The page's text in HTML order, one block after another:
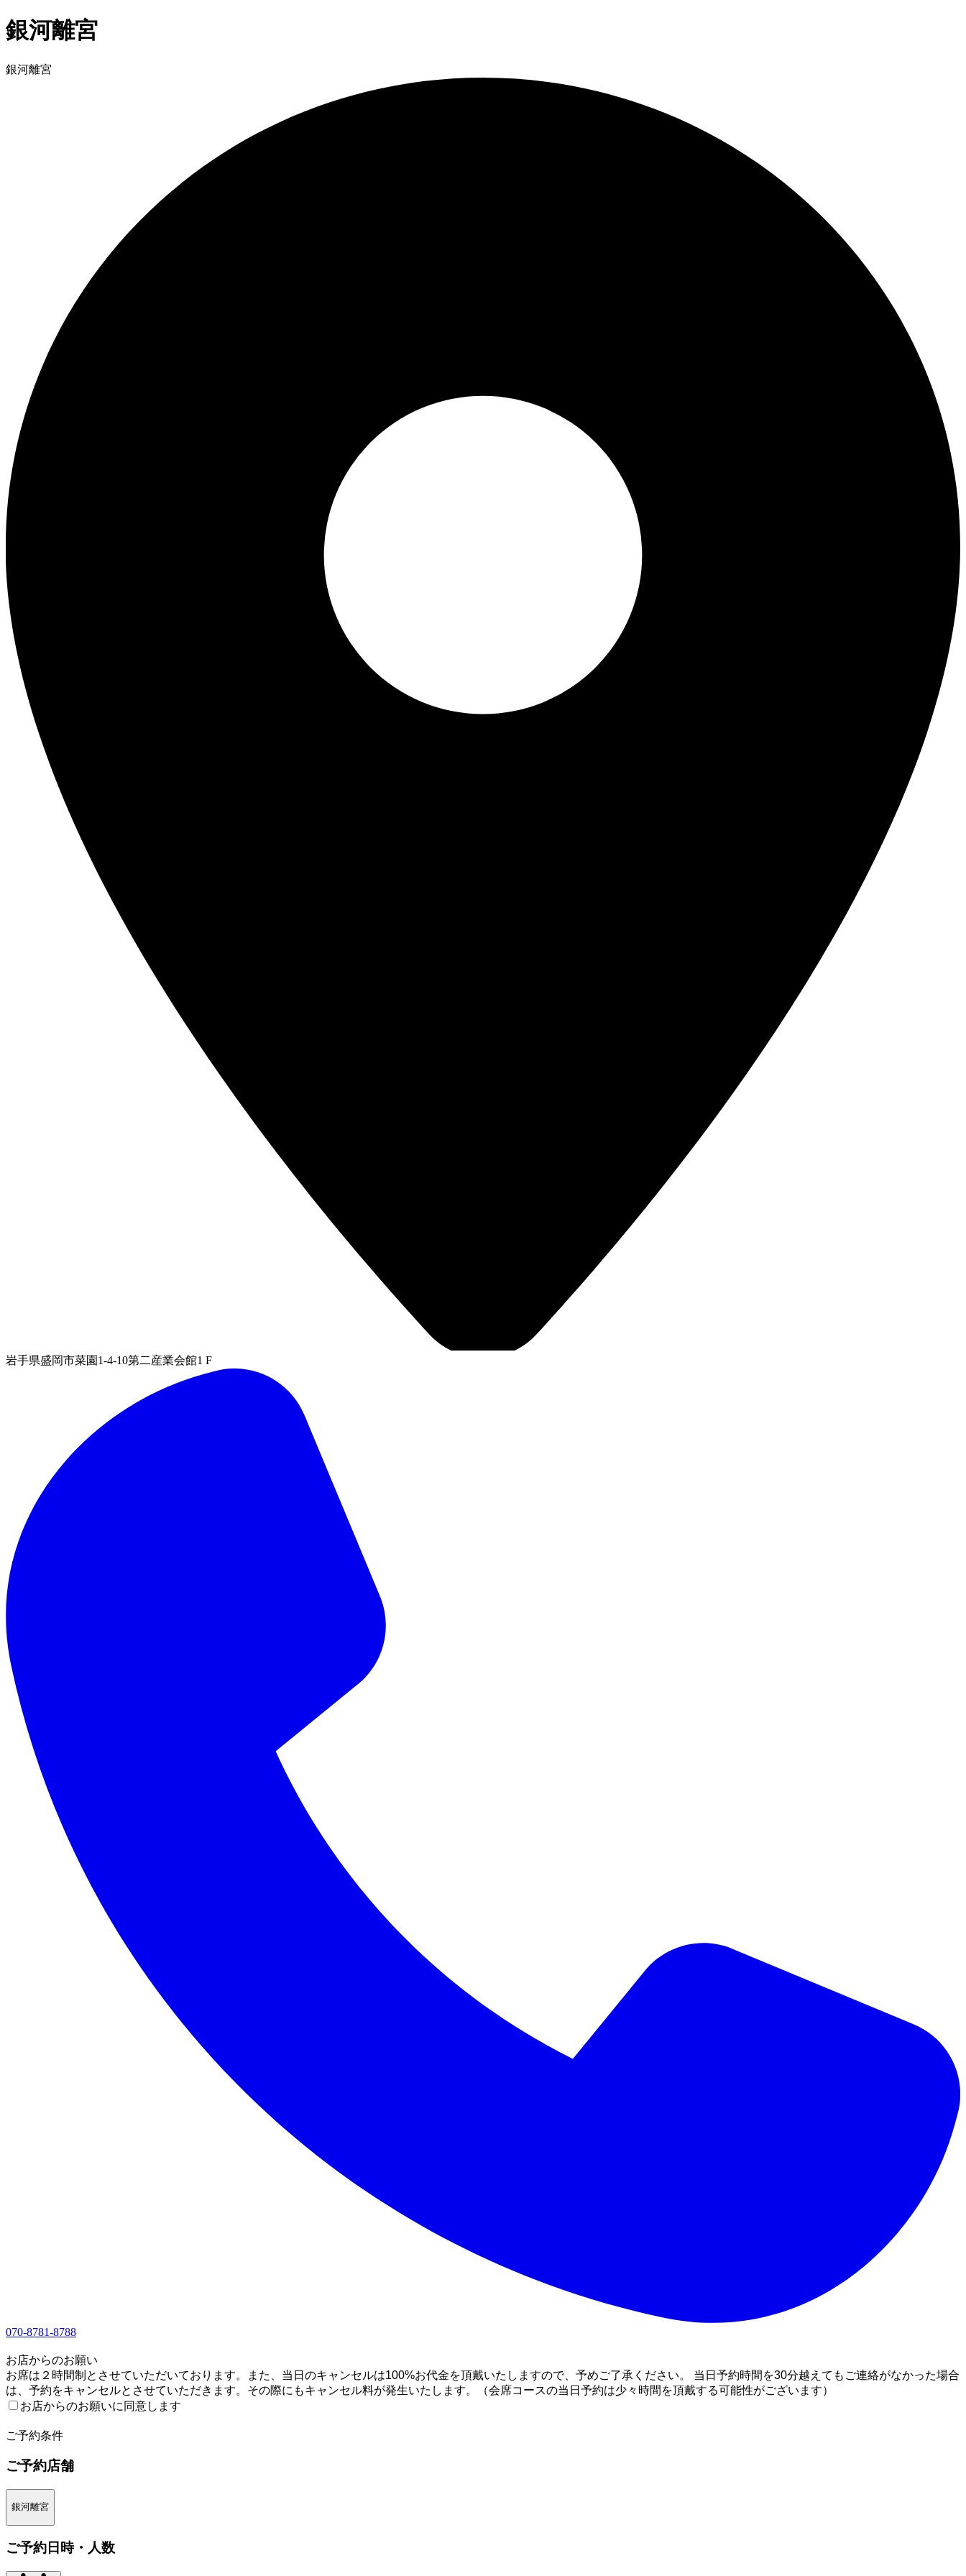
銀河離宮
銀河離宮
岩手県盛岡市菜園1-4-10第二産業会館1 F
070-8781-8788
お店からのお願い
お席は２時間制とさせていただいております。また、当日のキャンセルは100%お代金を頂戴いたしますので、予めご了承ください。 当日予約時間を30分越えてもご連絡がなかった場合
は、予約をキャンセルとさせていただきます。その際にもキャンセル料が発生いたします。（会席コースの当日予約は少々時間を頂戴する可能性がございます）
お店からのお願いに同意します
ご予約条件
ご予約店舗
銀河離宮
ご予約日時・人数